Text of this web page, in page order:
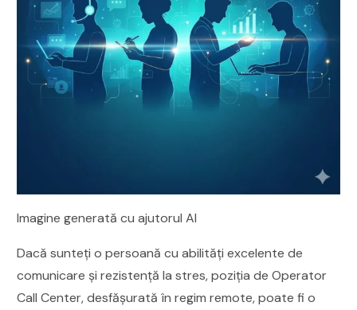
Imagine generată cu ajutorul AI
Dacă sunteți o persoană cu abilități excelente de
comunicare și rezistență la stres, poziția de Operator
Call Center, desfășurată în regim remote, poate fi o